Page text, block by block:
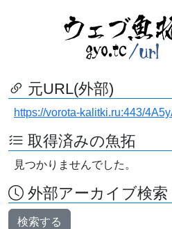
元URL(外部)
https://vorota-kalitki.ru:443/
取得済みの魚拓
見つかりませんでした。
外部アーカイブ検索
検索する